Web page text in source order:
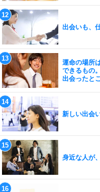
出会いも、
運命の場所
できるもの。
出会ったと
新しい出会
身近な人が